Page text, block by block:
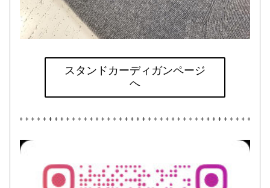
スタンドカーディガンページ
へ